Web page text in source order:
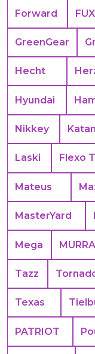
Forward
GreenGear
Hecht
Hyundai
Nikkey
Laski Flexo
Mateus
MasterYard
Mega
Tazz
Texas
PATRIOT